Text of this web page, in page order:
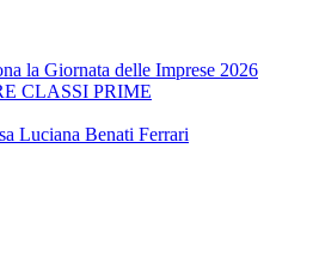
la Giornata delle Imprese 2026
CLASSI PRIME
Luciana Benati Ferrari